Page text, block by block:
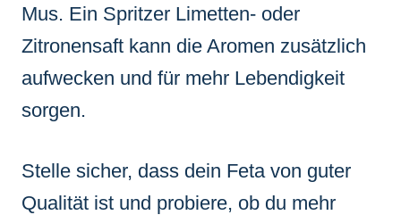
Mus. Ein Spritzer Limetten- oder
Zitronensaft kann die Aromen zusätzlich
aufwecken und für mehr Lebendigkeit
sorgen.
Stelle sicher, dass dein Feta von guter
Qualität ist und probiere, ob du mehr